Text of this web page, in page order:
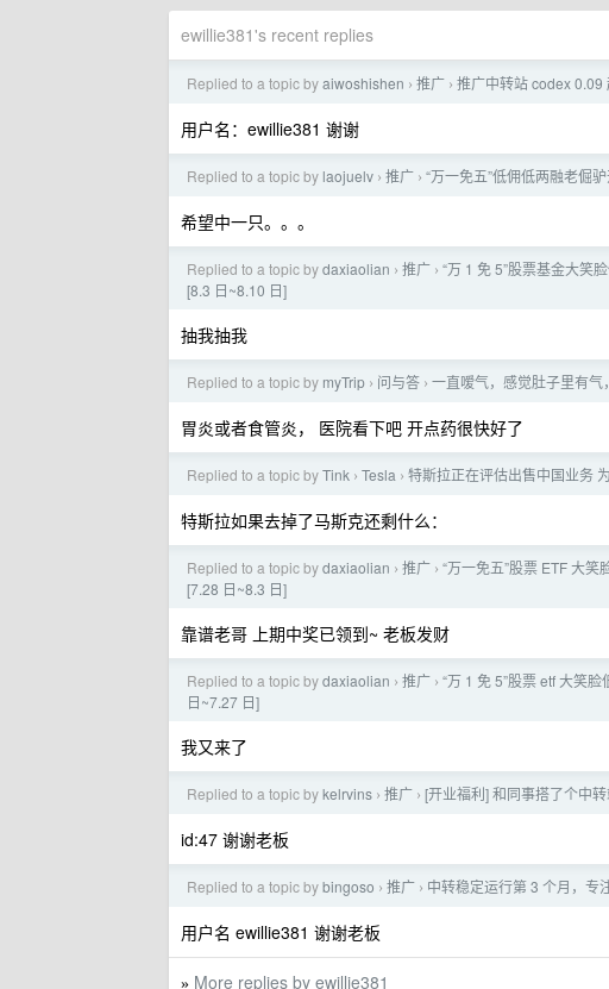
ewillie381's recent replies
Replied to a topic byaiwoshishen › 推广 › 推广中转站 codex 0.09
用户名：ewillie381 谢谢
Replied to a topic by laojuelv › 推广 › “万一免五”低佣低两融老倔
希望中一只。。。
Replied to a topic bydaxiaolian › 推广 › “万 1 免 5”股票基金大笑
[8.3 日~8.10 日]
抽我抽我
Replied to a topic by myTrip › 问与答 › 一直嗳气，感觉肚子里有
胃炎或者食管炎， 医院看下吧 开点药很快好了
Replied to a topic byTink › Tesla › 特斯拉正在评估出售中国业务
特斯拉如果去掉了马斯克还剩什么：
Replied to a topic bydaxiaolian › 推广 › “万一免五”股票 ETF 大
[7.28 日~8.3 日]
靠谱老哥 上期中奖已领到~ 老板发财
Replied to a topic bydaxiaolian › 推广 › “万 1 免 5”股票 etf 大笑
日~7.27 日]
我又来了
Replied to a topic bykelrvins › 推广 › [开业福利] 和同事搭了个中
id:47 谢谢老板
Replied to a topic bybingoso › 推广 › 中转稳定运行第 3 个月，专
用户名 ewillie381 谢谢老板
» More replies by ewillie381